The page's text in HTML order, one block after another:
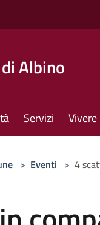
Albino
Servizi
> Eventi > 4